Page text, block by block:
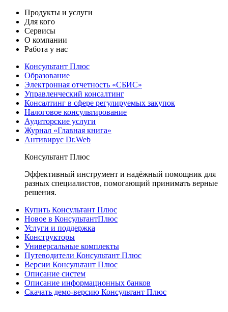
Продукты и услуги
Для кого
Сервисы
О компании
Работа у нас
Консультант Плюс
Образование
Электронная отчетность «СБИС»
Управленческий консалтинг
Консалтинг в сфере регулируемых закупок
Налоговое консультирование
Аудиторские услуги
Журнал «Главная книга»
Антивирус Dr.Web
Консультант Плюс
Эффективный инструмент и надёжный помощник для
разных специалистов, помогающий принимать верные
решения.
Купить Консультант Плюс
Новое в КонсультантПлюс
Услуги и поддержка
Конструкторы
Универсальные комплекты
Путеводители Консультант Плюс
Версии Консультант Плюс
Описание систем
Описание информационных банков
Скачать демо-версию Консультант Плюс